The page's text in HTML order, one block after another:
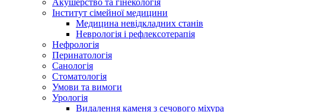
Акушерство та гінекологія
Інститут сімейної медицини
Медицина невідкладних станів
Неврологія і рефлексотерапія
Нефрологія
Перинатологія
Санологія
Стоматологія
Умови та вимоги
Урологія
Видалення каменя з сечового міхура